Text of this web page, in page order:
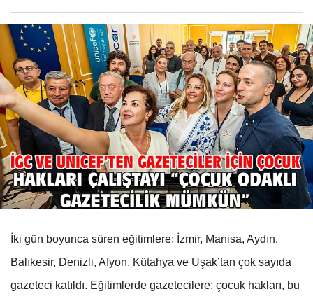
İki gün boyunca süren eğitimlere; İzmir, Manisa, Aydın,
Balıkesir, Denizli, Afyon, Kütahya ve Uşak’tan çok sayıda
gazeteci katıldı. Eğitimlerde gazetecilere; çocuk hakları, bu